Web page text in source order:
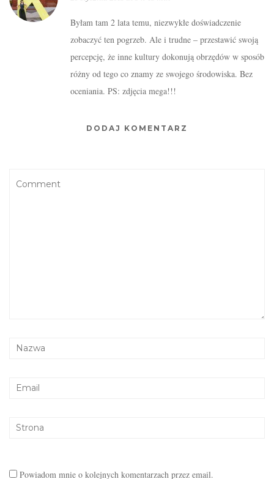
Byłam tam 2 lata temu, niezwykłe doświadczenie
zobaczyć ten pogrzeb. Ale i trudne – przestawić swoją
percepcję, że inne kultury dokonują obrzędów w sposób
różny od tego co znamy ze swojego środowiska. Bez
oceniania. PS: zdjęcia mega!!!
DODAJ KOMENTARZ
Powiadom mnie o kolejnych komentarzach przez email.